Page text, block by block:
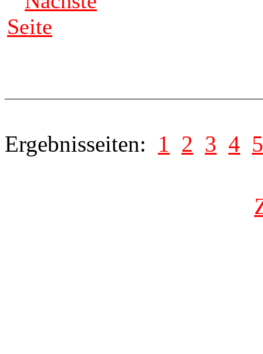
Seite
Ergebnisseiten: 1 2 3 4 5